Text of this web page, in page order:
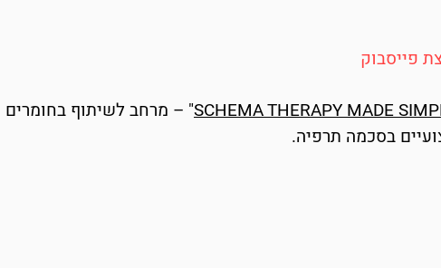
פייסבוק
SCHEMA THERAPY MADE" – מרחב לשיתוף בחומרים
בסכמה תרפיה.